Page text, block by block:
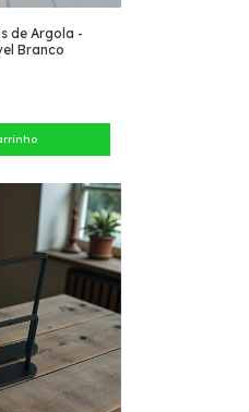
de Argola -
Branco